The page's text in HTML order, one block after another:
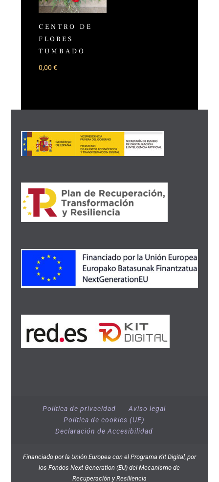
CENTRO DE
FLORES
TUMBADO
0,00 €
Política de privacidad
Aviso legal
Política de cookies (UE)
Declaración de Accesibilidad
Financiado por la Unión Europea con el Programa Kit Digital, por
los Fondos Next Generation (EU) del Mecanismo de
Recuperación y Resiliencia